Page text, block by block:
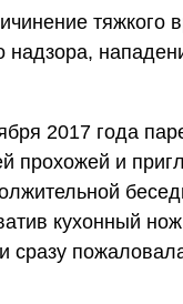
тяжкого
надзора,
2017 года
прохожей и
кухонный
сразу